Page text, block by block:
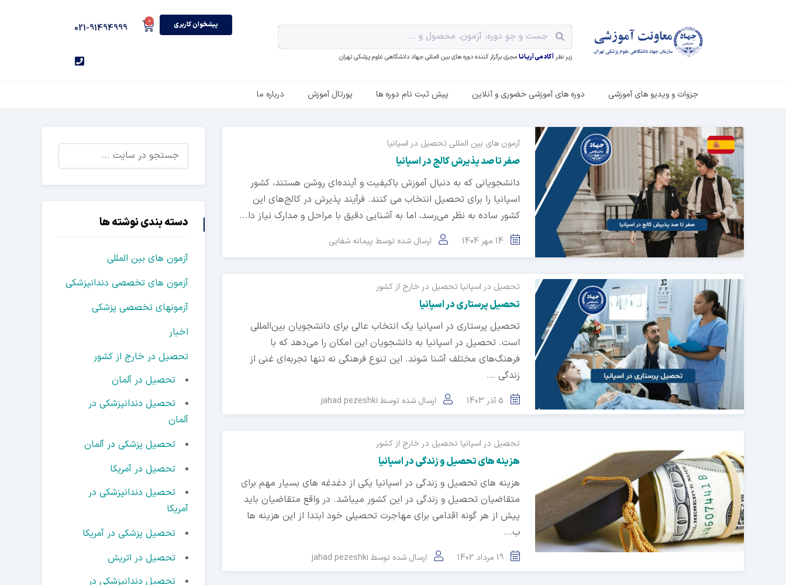
زیر نظر آکادمی آریـانـامجری برگزار کننده دوره های بین المللی جهاد دانشگاهی علوم پزشکی تهران
پیشخوان کاربری 0
021-91494999
جزوات و ویدیو های آموزشی دوره های آموزشی حضوری و آنلاین پیش ثبت نام دوره ها پورتال آموزش درباره ما
آزمون های بین المللی تحصیل در اسپانیا
صفر تا صد پذیرش کالج در اسپانیا
دانشجویانی که به دنبال آموزش باکیفیت و آینده‌ای روشن هستند، کشور
اسپانیا را برای تحصیل انتخاب می کنند. فرآیند پذیرش در کالج‌های این
کشور ساده به نظر می‌رسد، اما به آشنایی دقیق با مراحل و مدارک نیاز دا...
ارسال شده توسط پیمانه شفایی
تحصیل در اسپانیا تحصیل در خارج از کشور
تحصیل پرستاری در اسپانیا
تحصیل پرستاری در اسپانیا یک انتخاب عالی برای دانشجویان بین‌المللی
است. تحصیل در اسپانیا به دانشجویان این امکان را می‌دهد که با
فرهنگ‌های مختلف آشنا شوند. این تنوع فرهنگی نه تنها تجربه‌ای غنی از
زندگی ...
ارسال شده توسط jahad pezeshki
تحصیل در اسپانیا تحصیل در خارج از کشور
هزینه های تحصیل و زندگی در اسپانیا
هزینه های تحصیل و زندگی در اسپانیا یکی از دغدغه های بسیار مهم برای
متقاضیان تحصیل و زندگی در این کشور میباشد. در واقع متقاضیان باید
پیش از هر گونه اقدامی برای مهاجرت تحصیلی خود ابتدا از این هزینه ها
ب...
ارسال شده توسط jahad pezeshki
دسته بندی نوشته ها
آزمون های بین المللی
آزمون های تخصصی دندانپزشکی
آزمونهای تخصصی پزشکی
اخبار
تحصیل در خارج از کشور
تحصیل در آلمان
تحصیل دندانپزشکی در
آلمان
تحصیل پزشکی در آلمان
تحصیل در آمریکا
تحصیل دندانپزشکی در
آمریکا
تحصیل پزشکی در آمریکا
تحصیل در اتریش
تحصیل دندانپزشکی در